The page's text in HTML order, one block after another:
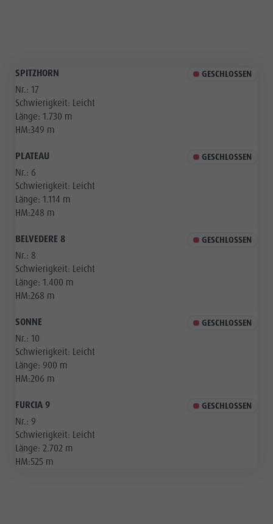
GESCHLOSSEN
SPITZHORN
Nr.: 17
Schwierigkeit: Leicht
Länge: 1.730 m
HM:349 m
GESCHLOSSEN
PLATEAU
Nr.: 6
Schwierigkeit: Leicht
Länge: 1.114 m
HM:248 m
GESCHLOSSEN
BELVEDERE 8
Nr.: 8
Schwierigkeit: Leicht
Länge: 1.400 m
HM:268 m
GESCHLOSSEN
SONNE
Nr.: 10
Schwierigkeit: Leicht
Länge: 900 m
HM:206 m
GESCHLOSSEN
FURCIA 9
Nr.: 9
Schwierigkeit: Leicht
Länge: 2.702 m
HM:525 m